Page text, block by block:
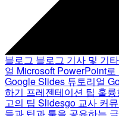
블로그 블로그 기사 및 기
얼 Microsoft PowerPoint
Google Slides 튜토리얼
하기 프레젠테이션 팁 훌
고의 팁 Slidesgo 교사 커